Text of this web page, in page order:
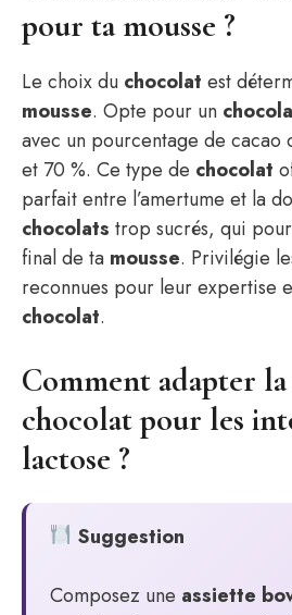
pour ta mousse ?
Le choix du chocolat est
mousse. Opte pour un
avec un pourcentage de cacao
et 70 %. Ce type de chocolat
parfait entre l’amertume et la
chocolats trop sucrés, qui
final de ta mousse. Privilégie
reconnues pour leur expertise
chocolat.
Comment adapter la
chocolat pour les
lactose ?
Suggestion
Composez une assiette